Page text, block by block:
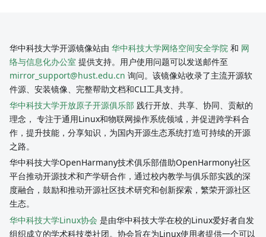
华中科技大学开源镜像站由 华中科技大学网络空间安全学院 和 网
络与信息化办公室 提供支持。用户使用问题可以发送邮件至
mirror_support@hust.edu.cn 询问。该镜像站收录了主流开源软
件源、安装镜像、完整帮助文档和CLI工具支持。
华中科技大学开放原子开源俱乐部 践行开放、共享、协同、贡献的
理念， 专注于通用Linux和物联网操作系统领域，并促进跨学科合
作，提升技能，分享知识，为国内开源生态系统打造可持续的开源
之路。
华中科技大学OpenHarmany技术俱乐部借助OpenHarmony社区
平台推动开源技术和产学研合作，通过校内教学与俱乐部实践的深
度融合，鼓励和推动开源社区技术研究和创新探索，繁荣开源社区
生态。
华中科技大学Linux协会 是由华中科技大学在校的Linux爱好者自发
组织成立的学术科技类社团。协会旨在为Linux使用者提供一个可以